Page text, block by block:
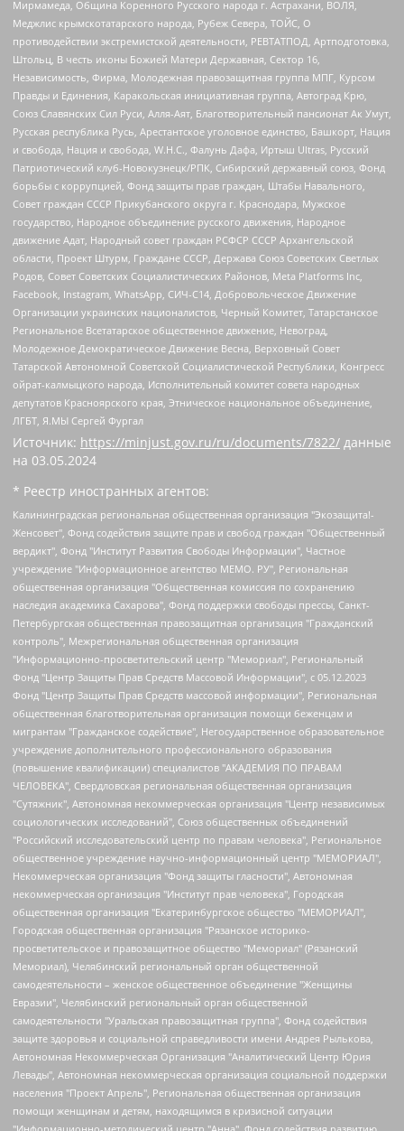
Мирмамеда, Община Коренного Русского народа г. Астрахани, ВОЛЯ,
Меджлис крымскотатарского народа, Рубеж Севера, ТОЙС, О
противодействии экстремистской деятельности, РЕВТАТПОД, Артподготовка,
Штольц, В честь иконы Божией Матери Державная, Сектор 16,
Независимость, Фирма, Молодежная правозащитная группа МПГ, Курсом
Правды и Единения, Каракольская инициативная группа, Автоград Крю,
Союз Славянских Сил Руси, Алля-Аят, Благотворительный пансионат Ак Умут,
Русская республика Русь, Арестантское уголовное единство, Башкорт, Нация
и свобода, Нация и свобода, W.H.С., Фалунь Дафа, Иртыш Ultras, Русский
Патриотический клуб-Новокузнецк/РПК, Сибирский державный союз, Фонд
борьбы с коррупцией, Фонд защиты прав граждан, Штабы Навального,
Совет граждан СССР Прикубанского округа г. Краснодара, Мужское
государство, Народное объединение русского движения, Народное
движение Адат, Народный совет граждан РСФСР СССР Архангельской
области, Проект Штурм, Граждане СССР, Держава Союз Советских Светлых
Родов, Совет Советских Социалистических Районов, Meta Platforms Inc,
Facebook, Instagram, WhatsApp, СИЧ-С14, Добровольческое Движение
Организации украинских националистов, Черный Комитет, Татарстанское
Региональное Всетатарское общественное движение, Невоград,
Молодежное Демократическое Движение Весна, Верховный Совет
Татарской Автономной Советской Социалистической Республики, Конгресс
ойрат-калмыцкого народа, Исполнительный комитет совета народных
депутатов Красноярского края, Этническое национальное объединение,
ЛГБТ, Я.МЫ Сергей Фургал
Источник: https://minjust.gov.ru/ru/documents/7822/ данные
на 03.05.2024
* Реестр иностранных агентов:
Калининградская региональная общественная организация "Экозащита!-Женсовет", Фонд содействия защите прав и свобод граждан "Общественный вердикт", Фонд "Институт Развития Свободы Информации", Частное учреждение "Информационное агентство МЕМО. РУ", Региональная общественная организация "Общественная комиссия по сохранению наследия академика Сахарова", Фонд поддержки свободы прессы, Санкт-Петербургская общественная правозащитная организация "Гражданский контроль", Межрегиональная общественная организация "Информационно-просветительский центр "Мемориал", Региональный Фонд "Центр Защиты Прав Средств Массовой Информации", с 05.12.2023 Фонд "Центр Защиты Прав Средств массовой информации", Региональная общественная благотворительная организация помощи беженцам и мигрантам "Гражданское содействие", Негосударственное образовательное учреждение дополнительного профессионального образования (повышение квалификации) специалистов "АКАДЕМИЯ ПО ПРАВАМ ЧЕЛОВЕКА", Свердловская региональная общественная организация "Сутяжник", Автономная некоммерческая организация "Центр независимых социологических исследований", Союз общественных объединений "Российский исследовательский центр по правам человека", Региональное общественное учреждение научно-информационный центр "МЕМОРИАЛ", Некоммерческая организация "Фонд защиты гласности", Автономная некоммерческая организация "Институт прав человека", Городская общественная организация "Екатеринбургское общество "МЕМОРИАЛ", Городская общественная организация "Рязанское историко-просветительское и правозащитное общество "Мемориал" (Рязанский Мемориал), Челябинский региональный орган общественной самодеятельности – женское общественное объединение "Женщины Евразии", Челябинский региональный орган общественной самодеятельности "Уральская правозащитная группа", Фонд содействия защите здоровья и социальной справедливости имени Андрея Рылькова, Автономная Некоммерческая Организация "Аналитический Центр Юрия Левады", Автономная некоммерческая организация социальной поддержки населения "Проект Апрель", Региональная общественная организация помощи женщинам и детям, находящимся в кризисной ситуации "Информационно-методический центр "Анна", Фонд содействия развитию массовых коммуникаций и правовому просвещению "Так-так-Так", Фонд содействия устойчивому развитию "Серебряная тайга", Свердловский региональный общественный фонд социальных проектов "Новое время", "Idel.Реалии", Кавказ.Реалии, Крым.Реалии, Телеканал Настоящее Время, Татаро-башкирская служба Радио Свобода (Azatliq Radiosi), Радио Свободная Европа/Радио Свобода (PCE/PC), "Сибирь.Реалии", "Фактограф", Благотворительный фонд помощи осужденным и их семьям, Автономная некоммерческая организация "Институт глобализации и социальных движений", Фонд "В защиту прав заключенных", Частное учреждение "Центр поддержки и содействия развитию средств массовой информации", Пензенский региональный общественный благотворительный фонд "Гражданский союз", "Север.Реалии", Некоммерческая организация Фонд "Правовая инициатива", Общество с ограниченной ответственностью "Радио Свободная Европа/Радио Свобода", Чешское информационное агентство "MEDIUM-ORIENT", Красноярская региональная общественная организация "Мы против СПИДа", Камалягин Денис Николаевич, Маркелов Сергей Евгеньевич, Пономарев Лев Александрович, Савицкая Людмила Алексеевна, Автономная некоммерческая организация "Центр по работе с проблемой насилия "НАСИЛИЮ.НЕТ", Межрегиональный профессиональный союз работников здравоохранения "Альянс врачей", Юридическое лицо, зарегистрированное в Латвийской Республике, SIA "Medusa Project" (регистрационный номер 40103797863, дата регистрации 10.06.2014), Некоммерческая организация "Фонд по борьбе с коррупцией", Автономная некоммерческая организация "Институт права и публичной политики", Баданин Роман Сергеевич, Гликин Максим Александрович, Железнова Мария Михайловна, Лукьянова Юлия Сергеевна, Маетная Елизавета Витальевна, Маняхин Петр Борисович, Чуракова Ольга Владимировна, Ярош Юлия Петровна, Юридическое лицо "The Insider SIA", зарегистрированное в Риге, Латвийская Республика (дата регистрации 26.06.2015), являющееся администратором доменного имени интернет-издания "The Insider SIA", https://theins.ru, Постернак Алексей Евгеньевич, Рубин Михаил Аркадьевич, Анин Роман Александрович, Юридическое лицо Istories fonds, зарегистрированное в Латвийской Республике (регистрационный номер 50008295751, дата регистрации 24.02.2020), Великовский Дмитрий Александрович, Долинина Ирина Николаевна, Мароховская Алеся Алексеевна, Шлейнов Роман Юрьевич, Шмагун Олеся Валентиновна, Общество с ограниченной ответственностью "Альтаир 2021", Общество с ограниченной ответственностью "Вега 2021", Общество с ограниченной ответственностью "Главный редактор 2021", Общество с ограниченной ответственностью "Ромашки монолит", Важенков Артем Валерьевич, Ивановская областная общественная организация "Центр гендерных исследований", Гурман Юрий Альбертович, Медиапроект "ОВД-Инфо", Егоров Владимир Владимирович, Жилинский Владимир Александрович, Общество с ограниченной ответственностью "ЗП", Иванова София Юрьевна, Карезина Инна Павловна, Кильтау Екатерина Викторовна, Петров Алексей Викторович, Пискунов Сергей Евгеньевич, Смирнов Сергей Сергеевич, Тихонов Михаил Сергеевич, Общество с ограниченной ответственностью "ЖУРНАЛИСТ-ИНОСТРАННЫЙ АГЕНТ", Арапова Галина Юрьевна, Вольтская Татьяна Анатольевна, Американская компания "Mason G.E.S. Anonymous Foundation" (США), являющаяся владельцем интернет-издания https://mnews.world/, Компания "Stichting Bellingcat", зарегистрированная в Нидерландах (дата регистрации 11.07.2018), Захаров Андрей Вячеславович, Клепиковская Екатерина Дмитриевна, Общество с ограниченной ответственностью "МЕМО", Перл Роман Александрович, Симонов Евгений Алексеевич, Соловьева Елена Анатольевна, Сотников Даниил Владимирович, Сурначева Елизавета Дмитриевна, Автономная некоммерческая организация по защите прав человека и информированию населения "Якутия – Наше Мнение", Общество с ограниченной ответственностью "Москоу диджитал медиа", с 26.01.2023 Общество с ограниченной ответственностью "Чайка Белые сады", Ветошкина Валерия Валерьевна, Заговора Максим Александрович, Межрегиональное общественное движение "Российская ЛГБТ - сеть", Оленичев Максим Владимирович, Павлов Иван Юрьевич, Скворцова Елена Сергеевна, Общество с ограниченной ответственностью "Как бы инагент", Кочетков Игорь Викторович, Общество с ограниченной ответственностью "Честные выборы", Еланчик Олег Александрович, Общество с ограниченной ответственностью "Нобелевский призыв", Гималова Регина Эмилевна, Григорьев Андрей Валерьевич, Григорьева Алина Александровна, Ассоциация по содействию защите прав призывников, альтернативнослужащих и военнослужащих "Правозащитная группа "Гражданин.Армия.Право", Хисамова Регина Фаритовна, Автономная некоммерческая организация по реализации социально-правовых программ "Лилит", Дальневосточное общественное движение "Маяк", Санкт-Петербургская ЛГБТ-инициативная группа "Выход", Инициативная группа ЛГБТ+ "Реверс", Алексеев Андрей Викторович, Бекбулатова Таисия Львовна, Беляев Иван Михайлович, Владыкина Елена Сергеевна, Гельман Марат Александрович, Никульшина Вероника Юрьевна, Толоконникова Надежда Андреевна, Шендерович Виктор Анатольевич, Общество с ограниченной ответственностью "Данное сообщение", Общество с ограниченной ответственностью Издательский дом "Новая глава", Айнбиндер Александра Александровна, Московский комьюнити-центр для ЛГБТ+инициатив, Благотворительный фонд развития филантропии, Deutsche Welle (Германия, Kurt-Schumacher-Strasse 3, 53113 Bonn), Борзунова Мария Михайловна, Воробьев Виктор Викторович, Голубева Анна Львовна, Константинова Алла Михайловна, Малкова Ирина Владимировна, Мурадов Мурад Абдулгалимович, Осетинская Елизавета Николаевна, Понасенков Евгений Николаевич, Ганапольский Матвей Юрьевич, Киселев Евгений Алексеевич, Борухович Ирина Григорьевна, Дремин Иван Тимофеевич, Дубровский Дмитрий Викторович, Красноярская региональная общественная организация поддержки и развития альтернативных образовательных технологий и межкультурных коммуникаций "ИНТЕРРА", Маяковская Екатерина Алексеевна, Фейгин Марк Захарович, Филимонов Андрей Викторович, Дзугкоева Регина Николаевна, Доброхотов Роман Александрович, Дудь Юрий Александрович, Елкин Сергей Владимирович, Кругликов Кирилл Игоревич, Сабунаева Мария Леонидовна, Семенов Алексей Владимирович, Шаинян Карен Багратович, Шульман Екатерина Михайловна, Асафьев Артур Валерьевич, Вахштайн Виктор Семенович, Венедиктов Алексей Алексеевич, Лушникова Екатерина Евгеньевна, Волков Леонид Михайлович, Невзоров Александр Глебович, Пархоменко Сергей Борисович, Сироткин Ярослав Николаевич, Кара-Мурза Владимир Владимирович, Баранова Наталья Владимировна, Гозман Леонид Яковлевич, Кагарлицкий Борис Юльевич, Климарев Михаил Валерьевич, Милов Владимир Станиславович, Автономная некоммерческая организация Краснодарский центр современного искусства "Типография", Моргенштерн Алишер Тагирович, Соболь Любовь Эдуардовна, Общество с ограниченной ответственностью "ЛИЗА НОРМ", Каспаров Гарри Кимович, Ходорковский Михаил Борисович, Общество с ограниченной ответственностью "Апрельские тезисы", Данилович Ирина Брониславовна, Кашин Олег Владимирович, Петров Николай Владимирович, Пивоваров Алексей Владимирович, Соколов Михаил Владимирович, Цветкова Юлия Владимировна, Чичваркин Евгений Александрович, Комитет против пыток/Команда против пыток, Общество с ограниченной ответственностью "Первый научный", Общество с ограниченной ответственностью "Вертолет и ко", Белоцерковская Вероника Борисовна, Кац Максим Евгеньевич, Лазарева Татьяна Юрьевна, Шаведдинов Руслан Табризович, Яшин Илья Валерьевич, Общество с ограниченной ответственностью "Иноагент ААВ", Алешковский Дмитрий Петрович, Альбац Евгения Марковна, Быков Дмитрий Львович, Галямина Юлия Евгеньевна, Лойко Сергей Леонидович, Мартынов Кирилл Константинович, Медведев Сергей Александрович, Крашенинников Федор Геннадиевич, Гордеева Катерина Вл